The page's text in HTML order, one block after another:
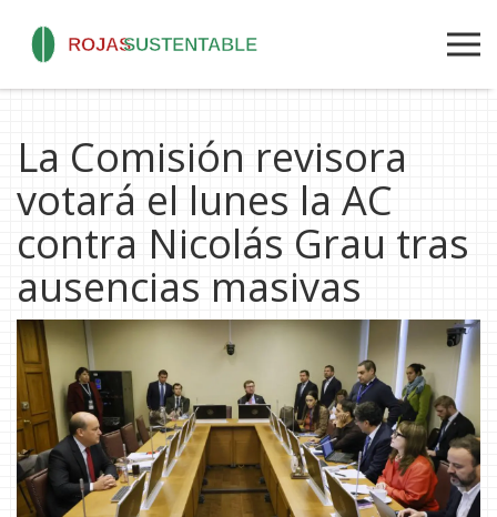
La Comisión revisora
votará el lunes la AC
contra Nicolás Grau tras
ausencias masivas